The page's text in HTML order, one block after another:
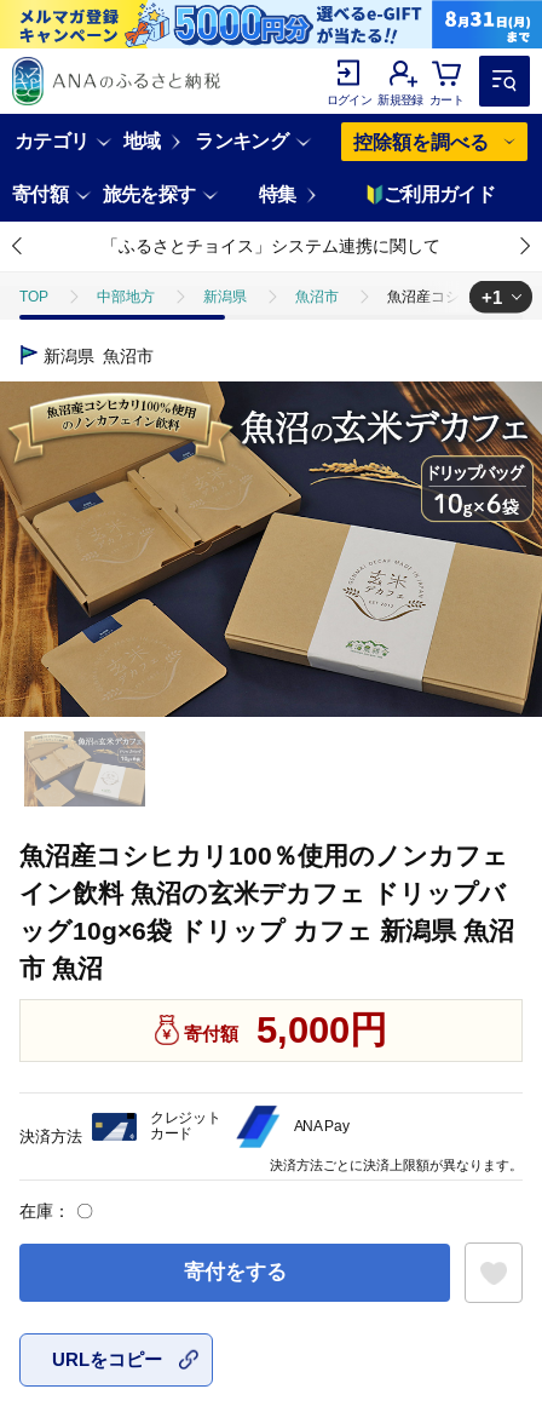
ログイン 新規登録 カート
カテゴリ 地域 ランキング 控除額を調べる
寄付額 旅先を探す 特集 ご利用ガイド
「ふるさとチョイス」システム連携に関して
TOP 中部地方 新潟県 魚沼市 魚沼産コシヒカリ100
TOP
+1
新潟県 魚沼市
魚沼産コシヒカリ100％使用のノンカフェ
イン飲料 魚沼の玄米デカフェ ドリップバ
ッグ10g×6袋 ドリップ カフェ 新潟県 魚沼
市 魚沼
寄付額 5,000円
在庫： 〇
寄付をする
URLをコピー
決済方法
クレジット
カード
ANA Pay
決済方法ごとに決済上限額が異なります。